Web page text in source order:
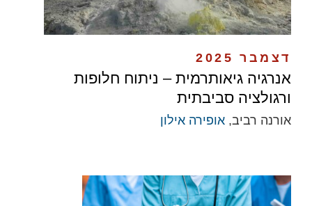
דצמבר 2025
אנרגיה גיאותרמית – ניתוח חלופות
ורגולציה סביבתית
אורנה רביב, אופירה אילון